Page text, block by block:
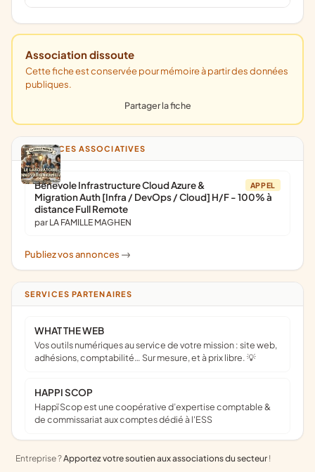
Association dissoute
Cette fiche est conservée pour mémoire à partir des données
publiques.
Partager la fiche
ANNONCES ASSOCIATIVES
APPEL
Bénévole Infrastructure Cloud Azure &
Migration Auth [Infra / DevOps / Cloud] H/F - 100% à
distance Full Remote
par LA FAMILLE MAGHEN
Publiez vos annonces ->
SERVICES PARTENAIRES
WHAT THE WEB
Vos outils numériques au service de votre mission : site web,
adhésions, comptabilité… Sur mesure, et à prix libre. 💡
HAPPI SCOP
Happï Scop est une coopérative d’expertise comptable &
de commissariat aux comptes dédié à l'ESS
Entreprise ?Apportez votre soutien aux associations du secteur !